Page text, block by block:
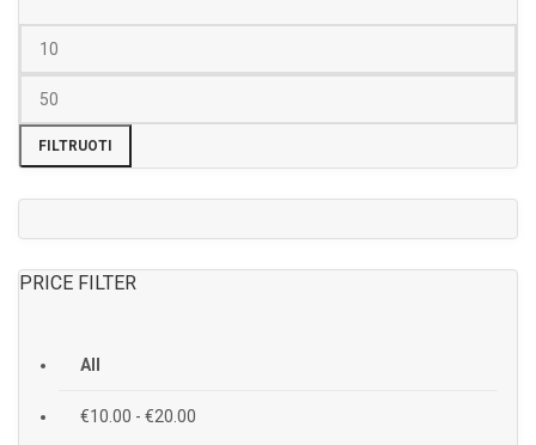
FILTRUOTI
PRICE FILTER
All
€10.00 - €20.00